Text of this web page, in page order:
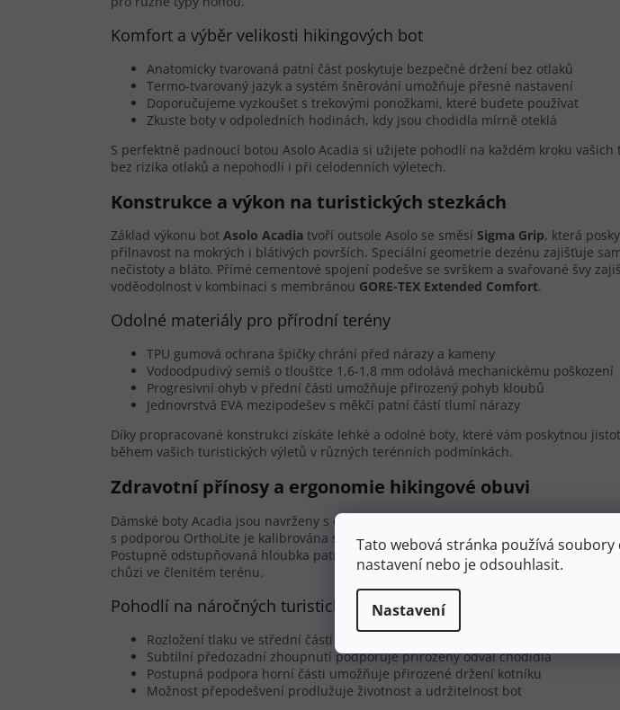
Tato webová stránka používá
nastavení nebo je odsouhlasit.
Nastavení
Komfort a výběr velikosti hikingových bot
Anatomicky tvarovaná patní část poskytuje bezpečné držení bez otlaků
Termo-tvarovaný jazyk a systém šněrování umožňuje přesné nastavení
Doporučujeme vyzkoušet s trekovými ponožkami, které budete používat
Zkuste boty v odpoledních hodinách, kdy jsou chodidla mírně oteklá
S perfektně padnoucí botou Asolo Acadia si užijete pohodlí na každém kroku
bez rizika otlaků a nepohodlí i při celodenních výletech.
Konstrukce a výkon na turistických stezkách
Základ výkonu bot Asolo Acadia tvoří outsole Asolo se směsí Sigma Grip, která
přilnavost na mokrých i blátivých površích. Speciální geometrie dezénu zajišťuje
nečistoty a bláto. Přímé cementové spojení podešve se svrškem a svařované švy
voděodolnost v kombinaci s membránou GORE-TEX Extended Comfort.
Odolné materiály pro přírodní terény
TPU gumová ochrana špičky chrání před nárazy a kameny
Vodoodpudivý semiš o tloušťce 1,6-1,8 mm odolává mechanickému poškození
Progresivní ohyb v přední části umožňuje přirozený pohyb kloubů
Jednovrstvá EVA mezipodešev s měkčí patní částí tlumí nárazy
Díky propracované konstrukci získáte lehké a odolné boty, které vám poskytnou
během vašich turistických výletů v různých terénních podmínkách.
Zdravotní přínosy a ergonomie hikingové obuvi
Dámské boty Acadia jsou navrženy s důrazem na dlouhodobé zdraví chodidel.
s podporou OrthoLite je kalibrována speciálně pro ženské chodidlo a poskytuje
Postupně odstupňovaná hloubka patní části zabraňuje nadměrnému vybočování
chůzi ve členitém terénu.
Pohodlí na náročných turistických trasách
Rozložení tlaku ve střední části chodidla zabraňuje vzniku otlaků
Subtilní předozadní zhoupnutí podporuje přirozený odval chodidla
Postupná podpora horní části umožňuje přirozené držení kotníku
Možnost přepodešvení prodlužuje životnost a udržitelnost bot